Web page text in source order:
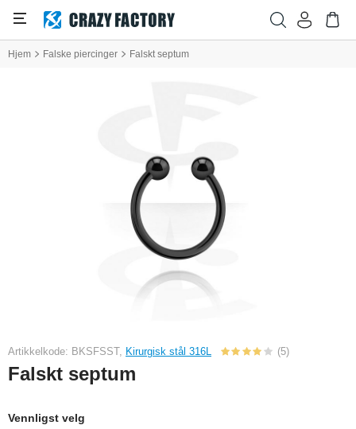
Hjem Falske piercinger Falskt septum
Artikkelkode: BKSFSST, Kirurgisk stål 316L (5)
Falskt septum
Vennligst velg